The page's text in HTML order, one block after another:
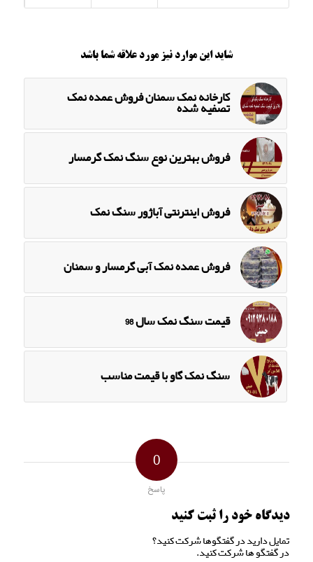
شاید این موارد نیز مورد علاقه شما باشد
کارخانه نمک سمنان فروش عمده نمک
تصفیه شده
فروش بهترین نوع سنگ نمک گرمسار
فروش اینترنتی آباژور سنگ نمک
فروش عمده نمک آبی گرمسار و سمنان
قیمت سنگ نمک سال 98
سنگ نمک گاو با قیمت مناسب
0
پاسخ
دیدگاه خود را ثبت کنید
تمایل دارید در گفتگوها شرکت کنید؟
در گفتگو ها شرکت کنید.